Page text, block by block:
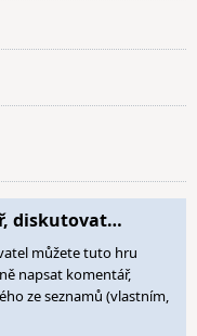
diskutovat…
můžete tuto hru
napsat komentář,
ze seznamů (vlastním,